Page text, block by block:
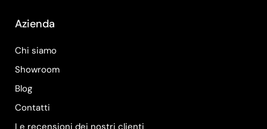
Azienda
Chi siamo
Showroom
Blog
Contatti
Le recensioni dei nostri clienti